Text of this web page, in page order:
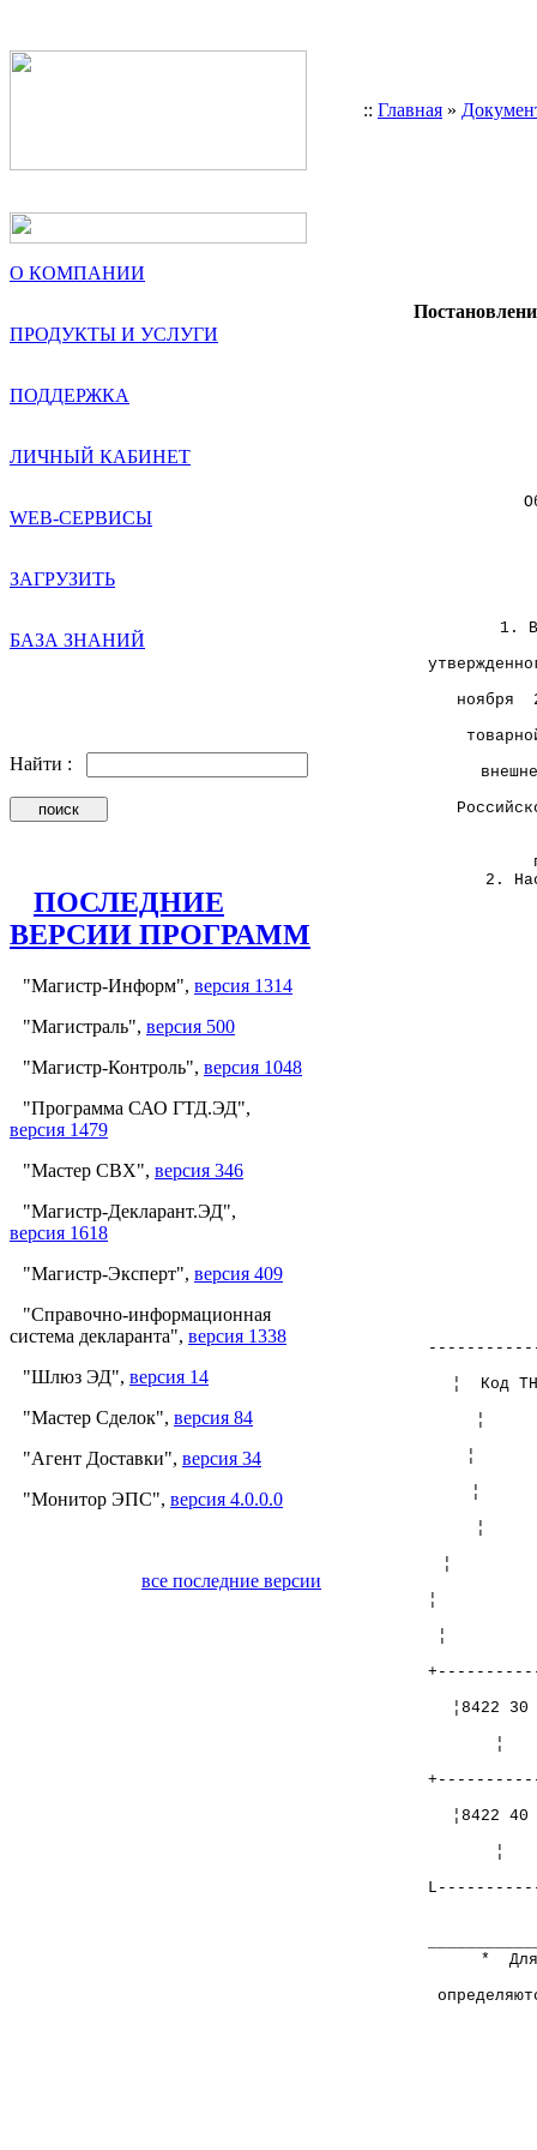
:: Главная »
О КОМПАНИИ
ПРОДУКТЫ И УСЛУГИ
ПОДДЕРЖКА
ЛИЧНЫЙ КАБИНЕТ
WEB-СЕРВИСЫ
ЗАГРУЗИТЬ
БАЗА ЗНАНИЙ
Найти :
ПОСЛЕДНИЕ
ВЕРСИИ ПРОГРАММ
"Магистр-Информ", версия 1314
"Магистраль", версия 500
"Магистр-Контроль", версия 1048
"Программа САО ГТД.ЭД",
версия 1479
"Мастер СВХ", версия 346
"Магистр-Декларант.ЭД",
версия 1618
"Магистр-Эксперт", версия 409
"Справочно-информационная
система декларанта", версия 1338
"Шлюз ЭД", версия 14
"Мастер Сделок", версия 84
"Агент Доставки", версия 34
"Монитор ЭПС", версия 4.0.0.0
все последние версии
Об
1. В
ноября
2.
¦ Код
¦
¦
¦
¦8422
¦8422
* Для